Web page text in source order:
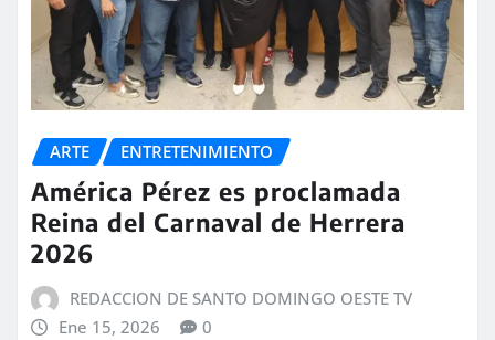
ARTE ENTRETENIMIENTO
América Pérez es proclamada
Reina del Carnaval de Herrera
2026
REDACCION DE SANTO DOMINGO OESTE TV
Ene 15, 2026
0